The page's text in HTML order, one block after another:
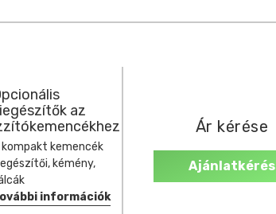
az
kompakt kemencék
kémény,
információk
Ár kérése
Ajánlatkérés